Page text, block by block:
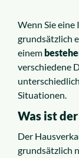
Wenn Sie
grundsätzlich
einem
verschiedene
Situationen.
Was ist
Der
grundsätzlich